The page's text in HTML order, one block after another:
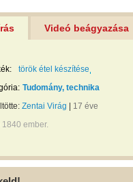
Videó beágyazása
török étel készítése
Tudomány, technika
Zentai Virág
17 éve
1840 ember.